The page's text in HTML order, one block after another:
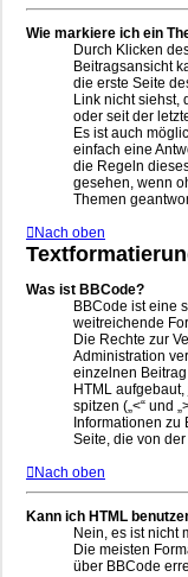
Wie markiere ich ein
Durch Klicken
Beitragsansicht
die erste Seite
Link nicht siehst,
oder seit der
Es ist auch
einfach eine
die Regeln
gesehen, wenn
Themen
Nach oben
Was ist BBCode?
BBCode ist eine
weitreichende
Die Rechte zur
Administration
einzelnen
HTML aufgebaut,
spitzen („<“ und
Informationen
Seite, die von
Nach oben
Kann ich HTML
Nein, es ist nicht
Die meisten
über BBCode